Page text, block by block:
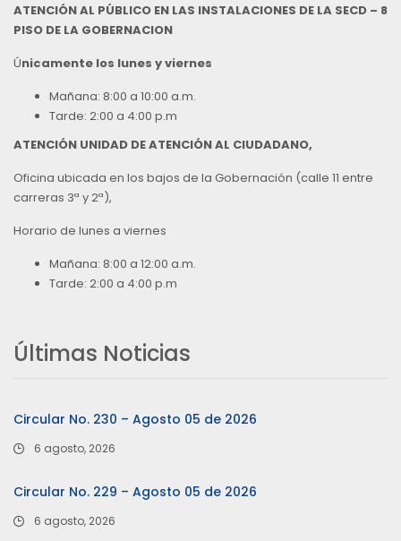
ATENCIÓN AL PÚBLICO EN LAS INSTALACIONES DE LA SECD – 8
PISO DE LA GOBERNACION
Únicamente los lunes y viernes
Mañana: 8:00 a 10:00 a.m.
Tarde: 2:00 a 4:00 p.m
ATENCIÓN UNIDAD DE ATENCIÓN AL CIUDADANO,
Oficina ubicada en los bajos de la Gobernación (calle 11 entre
carreras 3ª y 2ª),
Horario de lunes a viernes
Mañana: 8:00 a 12:00 a.m.
Tarde: 2:00 a 4:00 p.m
Últimas Noticias
Circular No. 230 – Agosto 05 de 2026
6 agosto, 2026
Circular No. 229 – Agosto 05 de 2026
6 agosto, 2026